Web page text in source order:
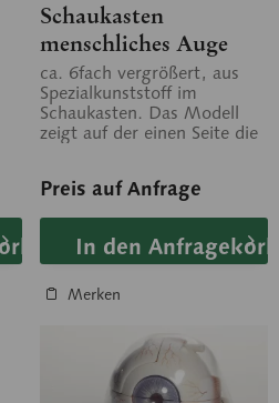
Schaukasten
menschliches Auge
ca. 6fach vergrößert, aus
Spezialkunststoff im
Schaukasten. Das Modell
zeigt auf der einen Seite die
Preis auf Anfrage
In den Anfragekorb
Merken